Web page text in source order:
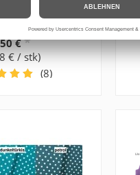
28 Farben
€*
€ / stk)
(8)